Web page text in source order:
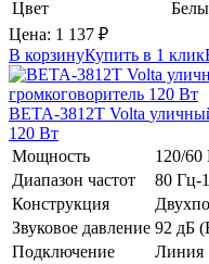
Цвет
Цена: 1 137 ₽
В корзинуКупить в 1 клик
BETA-3812T Volta
120 Вт
Мощность
120/60
Диапазон частот
80 Гц-
Конструкция
Звуковое давление 92 дБ
Подключение
Линия